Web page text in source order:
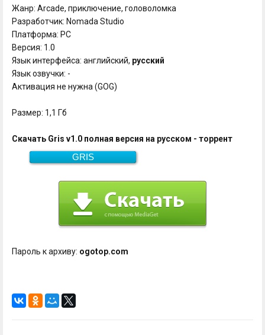
Жанр: Arcade, приключение, головоломка
Разработчик: Nomada Studio
Платформа: PC
Версия: 1.0
Язык интерфейса: английский, русский
Язык озвучки: -
Активация не нужна (GOG)
Размер: 1,1 Гб
Скачать Gris v1.0 полная версия на русском - торрент
GRIS
1,1 Гб
Скачать
Пароль к архиву: ogotop.com